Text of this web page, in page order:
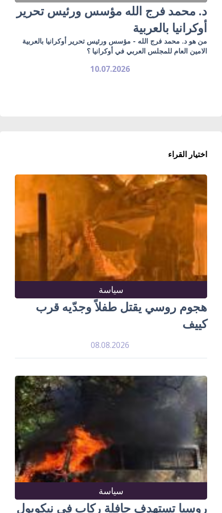
د. محمد فرج الله مؤسس ورئيس تحرير
أوكرانيا بالعربية
من هو د. محمد فرج الله - مؤسس ورئيس تحرير أوكرانيا بالعربية
الامين العام للمجلس العربي في أوكرانيا ؟
10.07.2026
اختيار القراء
سياسة
هجوم روسي يقتل طفلاً وجدّيه قرب
كييف
08.08.2026
سياسة
روسيا تستهدف حافلة ركاب في نيكوبول